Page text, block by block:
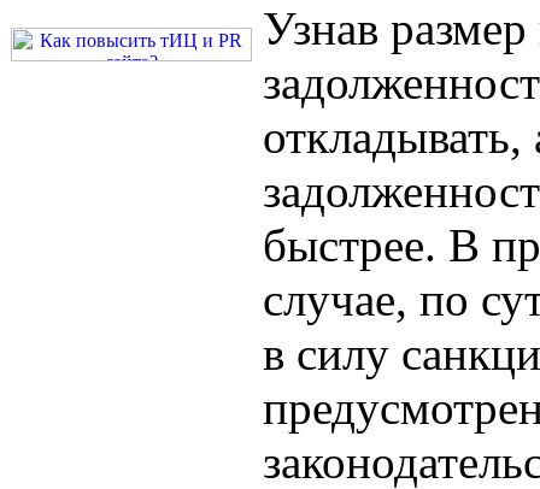
Узнав
откладывать,
быстрее. В
случае, по
в силу